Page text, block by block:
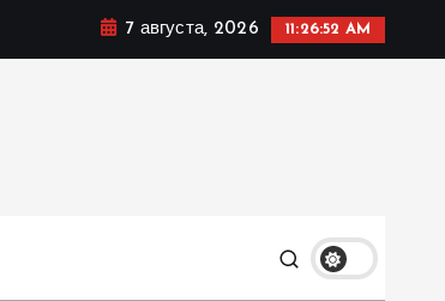
7 августа, 2026 11:26:53 AM